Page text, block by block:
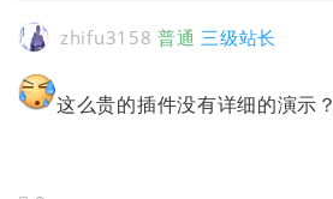
zhifu3158 普通 三级站长
这么贵的插件没有详细的演示？